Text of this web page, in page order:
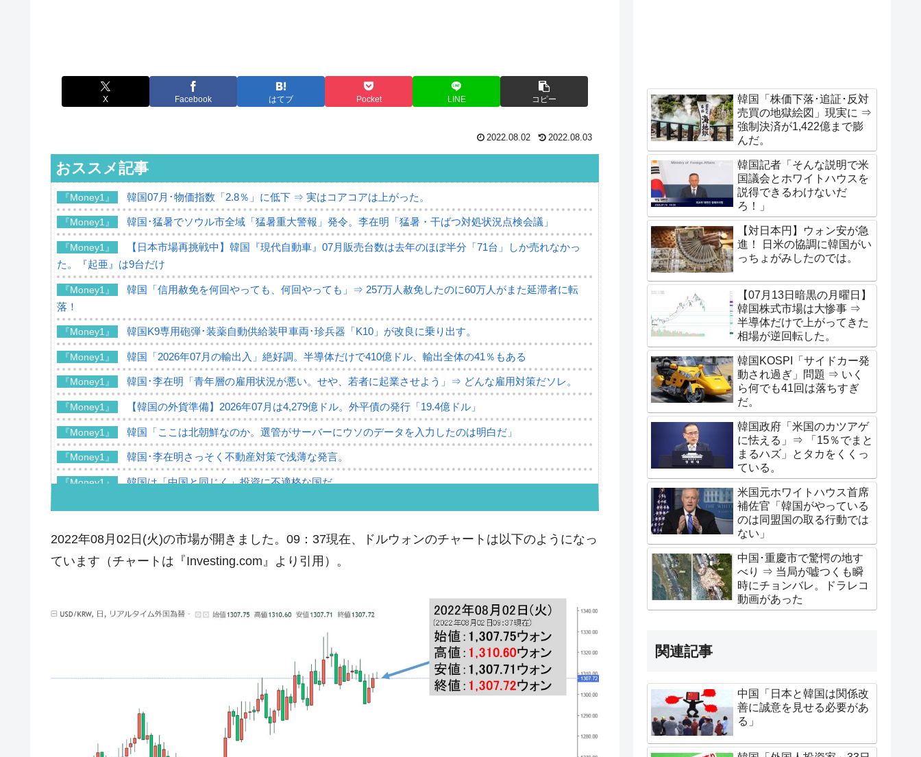
X Facebook はてブ Pocket LINE コピー
2022.08.02 2022.08.03
おススメ記事
『Money1』 韓国07月･物価指数「2.8％」に低下 ⇒ 実はコアコアは上がった。
『Money1』 韓国･猛暑でソウル市全域「猛暑重大警報」発令。李在明「猛暑・干ばつ対処状況点検会議」
『Money1』
【日本市場再挑戦中】韓国『現代自動車』07月販売台数は去年のほぼ半分「71台」しか売れなかっ
た。『起亜』は9台だけ
『Money1』
韓国「信用赦免を何回やっても、何回やっても」⇒ 257万人赦免したのに60万人がまた延滞者に転
落！
『Money1』 韓国K9専用砲弾･装薬自動供給装甲車両･珍兵器「K10」が改良に乗り出す。
『Money1』 韓国「2026年07月の輸出入」絶好調。半導体だけで410億ドル、輸出全体の41％もある
『Money1』 韓国･李在明「青年層の雇用状況が悪い。せや、若者に起業させよう」⇒ どんな雇用対策だソレ。
『Money1』 【韓国の外貨準備】2026年07月は4,279億ドル。外平債の発行「19.4億ドル」
『Money1』 韓国「ここは北朝鮮なのか。選管がサーバーにウソのデータを入力したのは明白だ」
『Money1』 韓国･李在明さっそく不動産対策で浅薄な発言。
『Money1』 韓国は「中国と同じく」投資に不適格な国だ。
『Money1』 韓国･外為取引量「1日当たり1,214.4億ドル」まで拡大 ⇒ 海外資金の動きに強く左右される状態
『Money1』 韓国･帰ってきた李在明。李在明を支持しない「50.5％」に上昇
中国だけが鉄鋼輸出を異常増加させる ⇒ 中国の過剰生産が世界を蝕む。
韓国製造業「半導体絶好調」のウラで他業種は全般的「不調」⇒ PSIが示す現況は決して良くない。
【米韓激突案件】韓国消費者院が『クーパン』1人当たり賠償10万ウォンを認定 ⇒ 総額3兆7,000億
韓国で猛暑。南東部では干ばつ
『Money1』 韓国型イージス搭載の次世代駆逐艦「KDDX」1番艦、2032年竣工と公示
2022年08月02日(火)の市場が開きました。09：37現在、ドルウォンのチャートは以下のようになっ
ています（チャートは『Investing.com』より引用）。
韓国「株価下落･追証･反対
売買の地獄絵図」現実に ⇒
強制決済が1,422億まで膨
んだ。
韓国記者「そんな説明で米
国議会とホワイトハウスを
説得できるわけないだ
ろ！」
【対日本円】ウォン安が急
進！ 日米の協調に韓国がい
っちょがみしたのでは。
【07月13日暗黒の月曜日】
韓国株式市場は大惨事 ⇒
半導体だけで上がってきた
相場が逆回転した。
韓国KOSPI「サイドカー発
動され過ぎ」問題 ⇒ いく
ら何でも41回は落ちすぎ
だ。
韓国政府「米国のカツアゲ
に怯える」⇒ 「15％でまと
まるハズ」とタカをくくっ
ている。
米国元ホワイトハウス首席
補佐官「韓国がやっている
のは同盟国の取る行動では
ない」
中国･重慶市で驚愕の地す
べり ⇒ 当局が嘘つくも瞬
時にチョンバレ。ドラレコ
動画があった
関連記事
中国「日本と韓国は関係改
善に誠意を見せる必要があ
る」